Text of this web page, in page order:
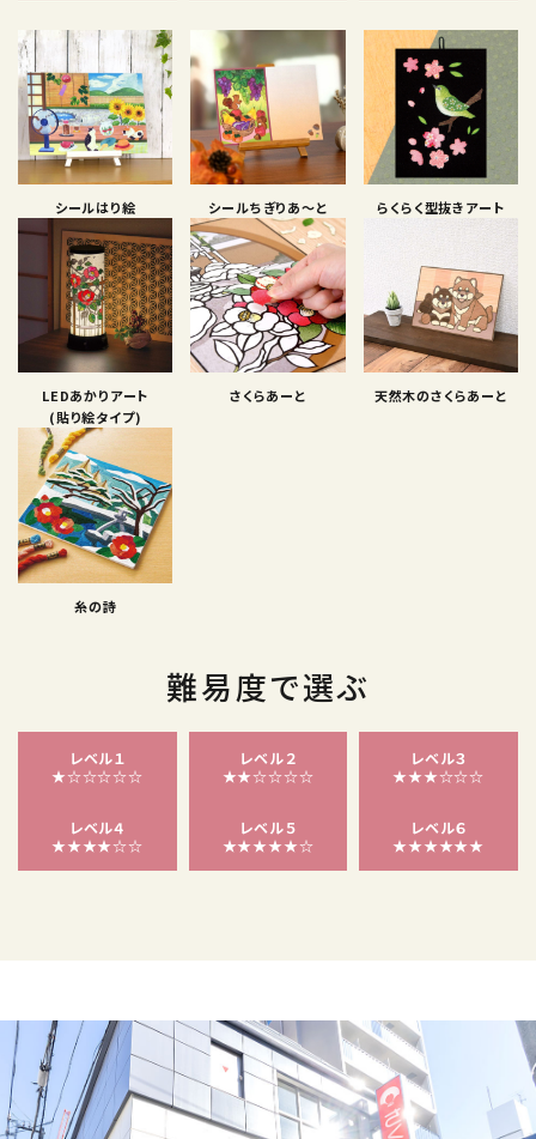
シールはり絵 シールちぎりあ〜と らくらく型抜きアート
LEDあかりアート
(貼り絵タイプ)
さくらあーと 天然木のさくらあーと
糸の詩
難易度で選ぶ
レベル１
★☆☆☆☆☆
レベル２
★★☆☆☆☆
レベル３
★★★☆☆☆
レベル４
★★★★☆☆
レベル５
★★★★★☆
レベル６
★★★★★★